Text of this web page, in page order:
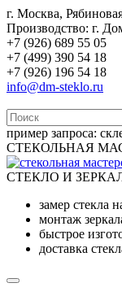
г. Москва,
Производство: г.
+7 (926) 689 55 05
+7 (499) 390 54 18
+7 (926) 196 54 18
info@dm-steklo.ru
пример запроса:
СТЕКОЛЬНАЯ
СТЕКЛО И
замер стекла
монтаж
быстрое
доставка